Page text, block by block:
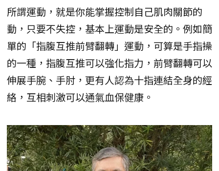
所謂運動，就是你能掌握控制自己肌肉關節的
動，只要不失控，基本上運動是安全的。例如簡
單的「指腹互推前臂翻轉」運動，可算是手指操
的一種，指腹互推可以強化指力，前臂翻轉可以
伸展手腕、手肘，更有人認為十指連結全身的經
絡，互相刺激可以通氣血保健康。